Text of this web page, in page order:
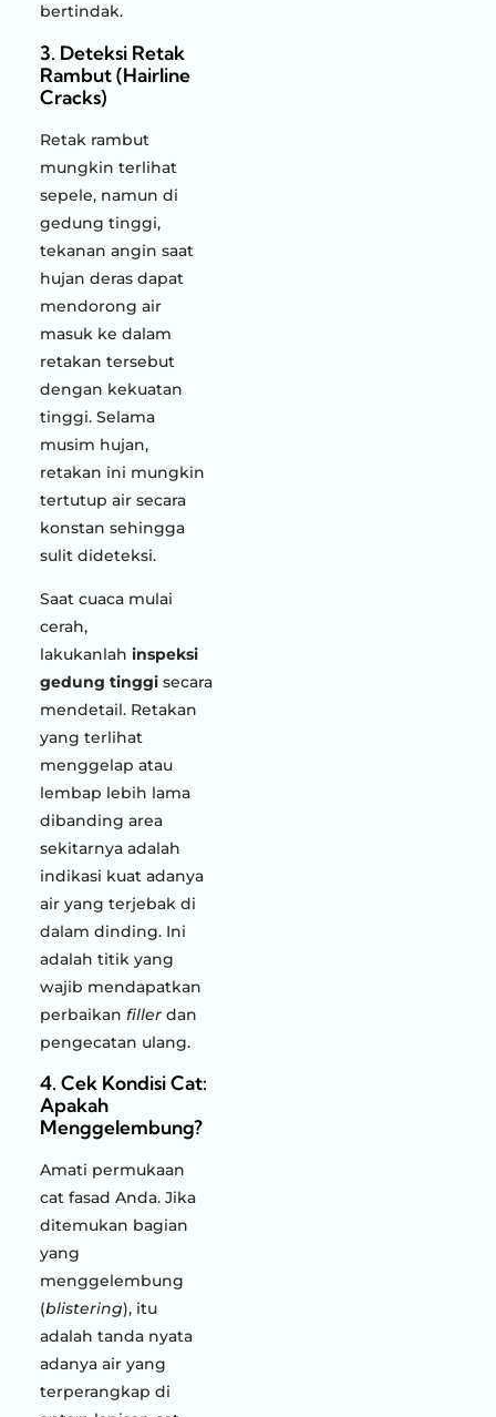
bertindak.
3. Deteksi Retak
Rambut (Hairline
Cracks)
Retak rambut
mungkin terlihat
sepele, namun di
gedung tinggi,
tekanan angin saat
hujan deras dapat
mendorong air
masuk ke dalam
retakan tersebut
dengan kekuatan
tinggi. Selama
musim hujan,
retakan ini mungkin
tertutup air secara
konstan sehingga
sulit dideteksi.
Saat cuaca mulai
cerah,
lakukanlah inspeksi
gedung tinggi secara
mendetail. Retakan
yang terlihat
menggelap atau
lembap lebih lama
dibanding area
sekitarnya adalah
indikasi kuat adanya
air yang terjebak di
dalam dinding. Ini
adalah titik yang
wajib mendapatkan
perbaikan filler dan
pengecatan ulang.
4. Cek Kondisi Cat:
Apakah
Menggelembung?
Amati permukaan
cat fasad Anda. Jika
ditemukan bagian
yang
menggelembung
(blistering), itu
adalah tanda nyata
adanya air yang
terperangkap di